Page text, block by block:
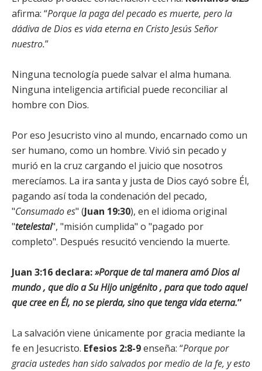
afirma: “Porque la paga del pecado es muerte, pero la
dádiva de Dios es vida eterna en Cristo Jesús Señor
nuestro.”
Ninguna tecnología puede salvar el alma humana.
Ninguna inteligencia artificial puede reconciliar al
hombre con Dios.
Por eso Jesucristo vino al mundo, encarnado como un
ser humano, como un hombre. Vivió sin pecado y
murió en la cruz cargando el juicio que nosotros
merecíamos. La ira santa y justa de Dios cayó sobre Él,
pagando así toda la condenación del pecado,
"Consumado es" (Juan 19:30), en el idioma original
"tetelestai", "misión cumplida" o "pagado por
completo". Después resucitó venciendo la muerte.
Juan 3:16 declara:»Porque de tal manera amó Dios al
mundo , que dio a Su Hijo unigénito , para que todo aquel
que cree en Él, no se pierda, sino que tenga vida eterna.”
La salvación viene únicamente por gracia mediante la
fe en Jesucristo. Efesios 2:8-9enseña: “Porque por
gracia ustedes han sido salvados por medio de la fe, y esto